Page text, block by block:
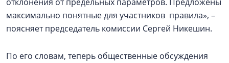
максимально понятные для участников правила», –
поясняет председатель комиссии Сергей Никешин.
По его словам, теперь общественные обсуждения